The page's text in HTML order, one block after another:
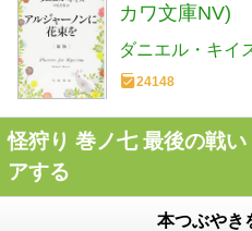
カワ文庫NV)
ダニエル・キイ
24148
怪狩り 巻ノ七 最後の戦
アする
本つぶやき